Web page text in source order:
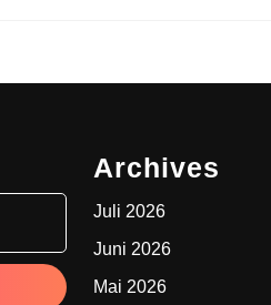
Archives
Juli 2026
Juni 2026
Mai 2026